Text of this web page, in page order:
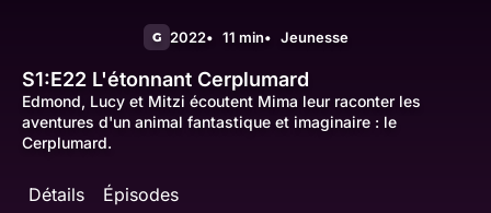
G 2022 11 min Jeunesse
S1:E22 L'étonnant Cerplumard
Edmond, Lucy et Mitzi écoutent Mima leur raconter les
aventures d'un animal fantastique et imaginaire : le
Cerplumard.
Détails Épisodes